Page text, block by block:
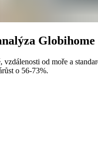
Globihome
od moře a
o 56-73%.